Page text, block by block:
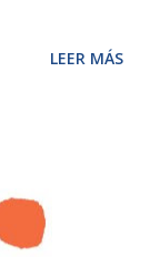
LEER MÁS